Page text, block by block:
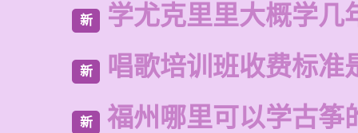
新 学尤克里里大概学几
新 唱歌培训班收费标准
新 福州哪里可以学古筝